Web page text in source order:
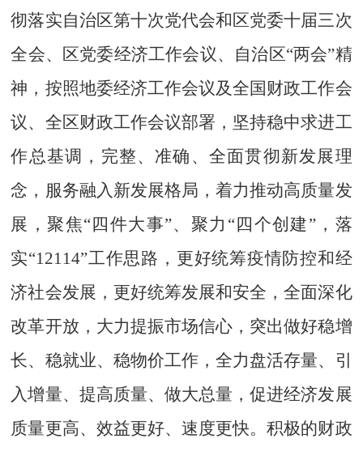
彻落实自治区第十次党代会和区党委十届三次
全会、区党委经济工作会议、自治区“两会”精
神，按照地委经济工作会议及全国财政工作会
议、全区财政工作会议部署，坚持稳中求进工
作总基调，完整、准确、全面贯彻新发展理
念，服务融入新发展格局，着力推动高质量发
展，聚焦“四件大事”、聚力“四个创建”，落
实“12114”工作思路，更好统筹疫情防控和经
济社会发展，更好统筹发展和安全，全面深化
改革开放，大力提振市场信心，突出做好稳增
长、稳就业、稳物价工作，全力盘活存量、引
入增量、提高质量、做大总量，促进经济发展
质量更高、效益更好、速度更快。积极的财政